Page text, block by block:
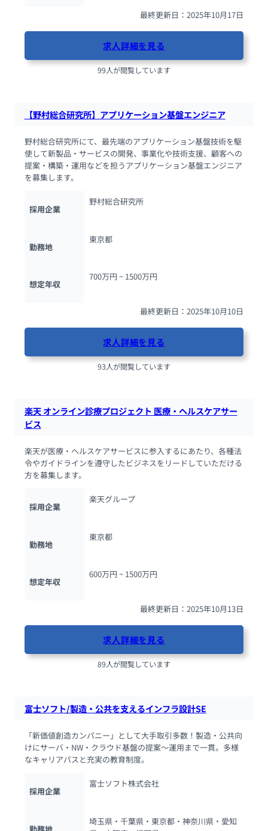
最終更新日：2025年10月17日
求人詳細を見る
99人が閲覧しています
【野村総合研究所】アプリケーション基盤エンジニア
野村総合研究所にて、最先端のアプリケーション基盤技術を駆
使して新製品・サービスの開発、事業化や技術支援、顧客への
提案・構築・運用などを担うアプリケーション基盤エンジニア
を募集します。
採用企業
野村総合研究所
勤務地
東京都
想定年収
700万円 ~ 1500万円
最終更新日：2025年10月10日
求人詳細を見る
93人が閲覧しています
楽天 オンライン診療プロジェクト 医療・ヘルスケアサー
ビス
楽天が医療・ヘルスケアサービスに参入するにあたり、各種法
令やガイドラインを遵守したビジネスをリードしていただける
方を募集します。
採用企業
楽天グループ
勤務地
東京都
想定年収
600万円 ~ 1500万円
最終更新日：2025年10月13日
求人詳細を見る
89人が閲覧しています
富士ソフト/製造・公共を支えるインフラ設計SE
「新価値創造カンパニー」として大手取引多数！製造・公共向
けにサーバ・NW・クラウド基盤の提案〜運用まで一貫。多様
なキャリアパスと充実の教育制度。
採用企業
富士ソフト株式会社
勤務地
埼玉県・千葉県・東京都・神奈川県・愛知